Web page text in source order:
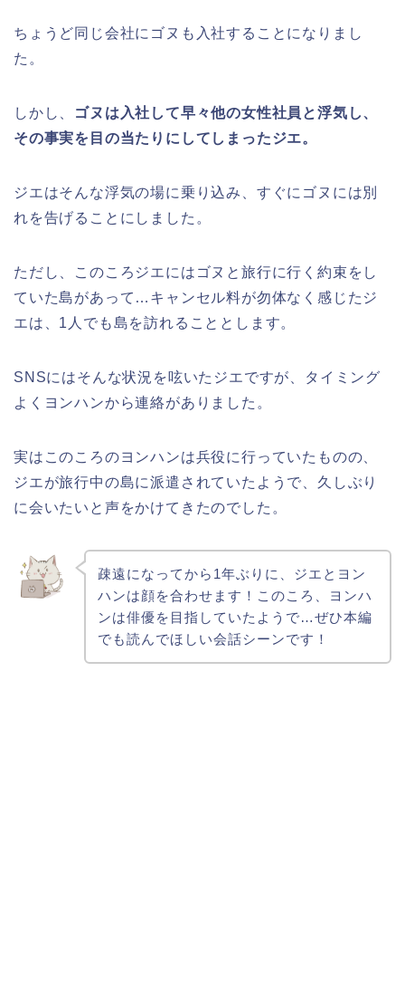
ちょうど同じ会社にゴヌも入社することになりまし
た。
しかし、
ゴヌは入社して早々他の女性社員と浮気し、
その事実を目の当たりにしてしまったジエ。
ジエはそんな浮気の場に乗り込み、すぐにゴヌには別
れを告げることにしました。
ただし、このころジエにはゴヌと旅行に行く約束をし
ていた島があって…キャンセル料が勿体なく感じたジ
エは、1人でも島を訪れることとします。
SNSにはそんな状況を呟いたジエですが、タイミング
よくヨンハンから連絡がありました。
実はこのころのヨンハンは兵役に行っていたものの、
ジエが旅行中の島に派遣されていたようで、久しぶり
に会いたいと声をかけてきたのでした。
疎遠になってから1年ぶりに、ジエとヨン
ハンは顔を合わせます！このころ、ヨンハ
ンは俳優を目指していたようで…ぜひ本編
でも読んでほしい会話シーンです！